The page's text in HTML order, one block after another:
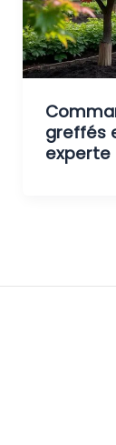
greffés
experte